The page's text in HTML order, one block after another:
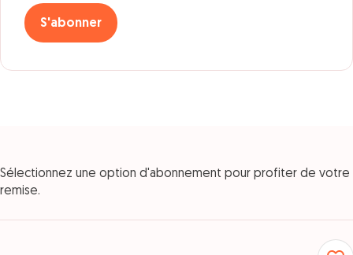
S'abonner
Sélectionnez une option d'abonnement pour profiter de votre
remise.